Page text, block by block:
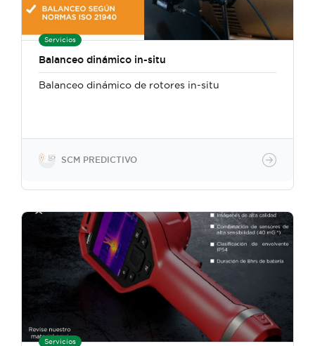
Servicios
Balanceo dinámico in-situ
Balanceo dinámico de rotores in-situ
SCM PREDICTIVO
Servicios